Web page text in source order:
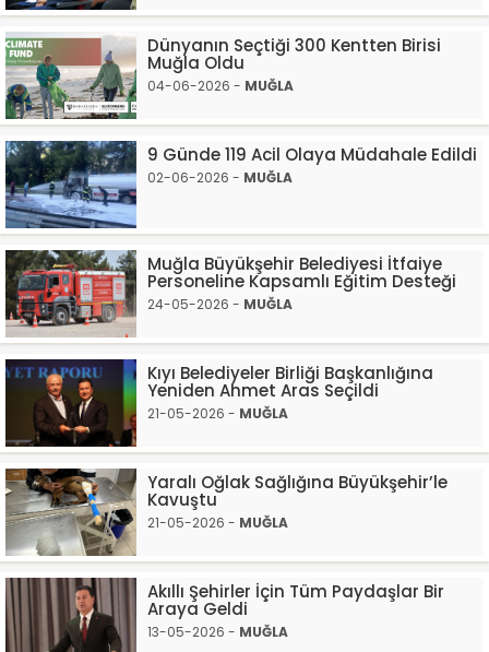
Dünyanın Seçtiği 300 Kentten Birisi
Muğla Oldu
04-06-2026 - MUĞLA
9 Günde 119 Acil Olaya Müdahale Edildi
02-06-2026 - MUĞLA
Muğla Büyükşehir Belediyesi İtfaiye
Personeline Kapsamlı Eğitim Desteği
24-05-2026 - MUĞLA
Kıyı Belediyeler Birliği Başkanlığına
Yeniden Ahmet Aras Seçildi
21-05-2026 - MUĞLA
Yaralı Oğlak Sağlığına Büyükşehir’le
Kavuştu
21-05-2026 - MUĞLA
Akıllı Şehirler İçin Tüm Paydaşlar Bir
Araya Geldi
13-05-2026 - MUĞLA